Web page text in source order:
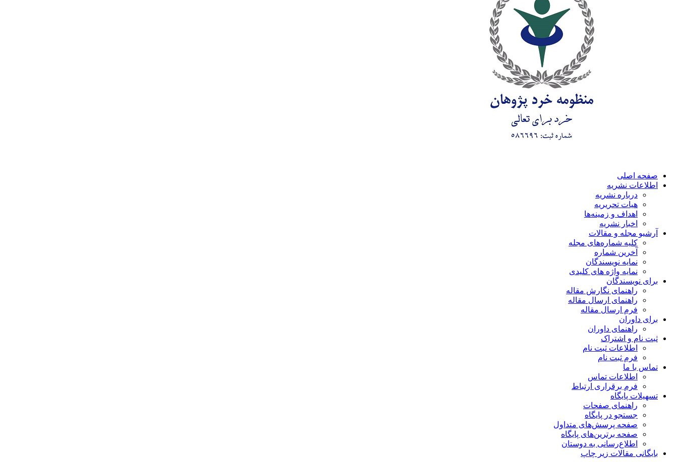
صفحه اصلی
اطلاعات نشریه
درباره نشریه
هیات تحریریه
اهداف و زمینه‌ها
اخبار نشریه
آرشیو مجله و مقالات
کلیه شماره‌های مجله
آخرین شماره
نمایه نویسندگان
نمایه واژه های کلیدی
برای نویسندگان
راهنمای نگارش مقاله
راهنمای ارسال مقاله
فرم ارسال مقاله
برای داوران
راهنمای داوران
ثبت نام و اشتراک
اطلاعات ثبت نام
فرم ثبت نام
تماس با ما
اطلاعات تماس
فرم برقراری ارتباط
تسهیلات پایگاه
راهنمای صفحات
جستجو در پایگاه
صفحه پرسش‌های متداول
صفحه برترین‌های پایگاه
اطلاع‌رسانی به دوستان
بایگانی مقالات زیر چاپ